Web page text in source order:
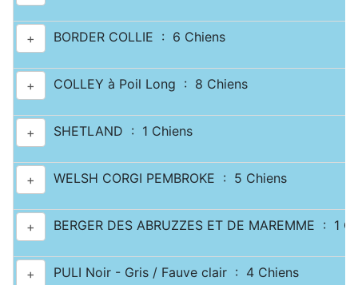
+ BORDER COLLIE : 6 Chiens
+ COLLEY à Poil Long : 8 Chiens
+ SHETLAND : 1 Chiens
+ WELSH CORGI PEMBROKE : 5 Chiens
+ BERGER DES ABRUZZES ET DE MAREMME : 1
+ PULI Noir - Gris / Fauve clair : 4 Chiens